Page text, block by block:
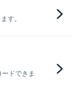
す。
ドできま